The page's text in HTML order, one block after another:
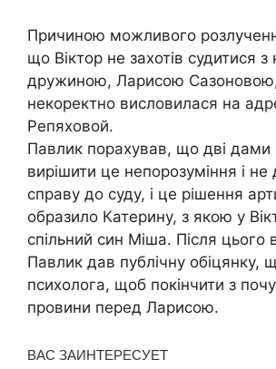
Причиною можливого
що Віктор не захотів судитися
дружиною, Ларисою
некоректно висловилася на
Репяховой.
Павлик порахував, що дві дами
вирішити це непорозуміння і не
справу до суду, і це рішення
образило Катерину, з якою у
спільний син Міша. Після цього
Павлик дав публічну обіцянку,
психолога, щоб покінчити з
провини перед Ларисою.